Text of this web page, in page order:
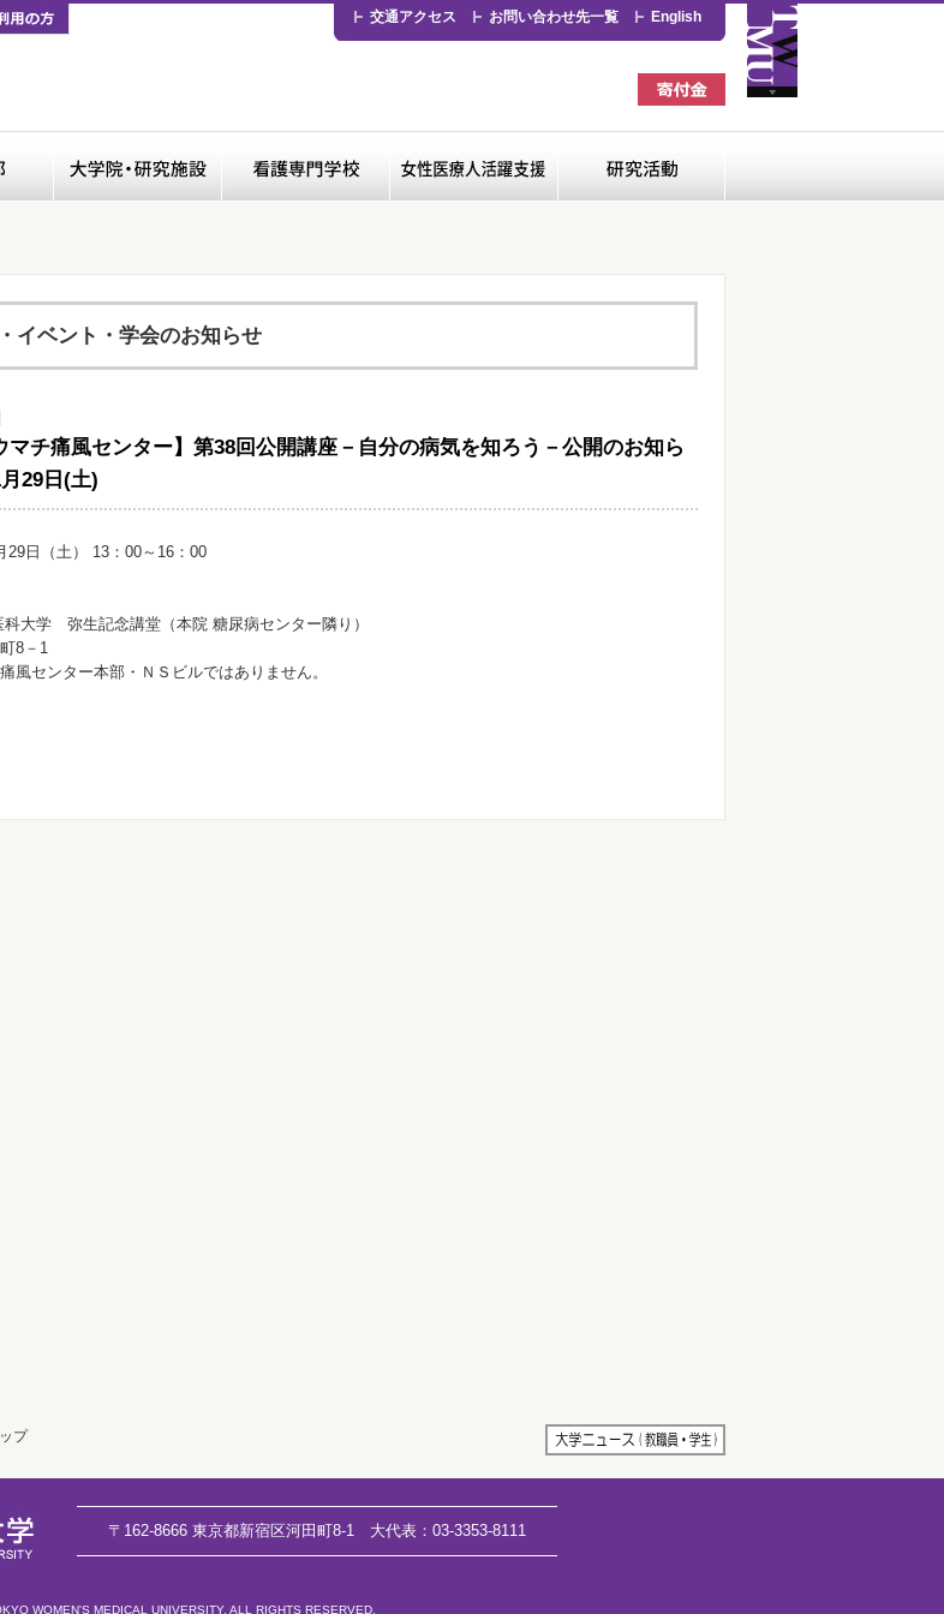
交通アクセス お問い合わせ先一覧 English
イベント・学会のお知らせ
マチ痛風センター】第38回公開講座－自分の病気を知ろう－公開のお知ら
29日(土)
29日（土） 13：00～16：00
大学 弥生記念講堂（本院 糖尿病センター隣り）
8－1
風センター本部・ＮＳビルではありません。
プ
〒162-8666 東京都新宿区河田町8-1 大代表： 03-3353-8111
WOMEN'S MEDICAL UNIVERSITY. ALL RIGHTS RESERVED.